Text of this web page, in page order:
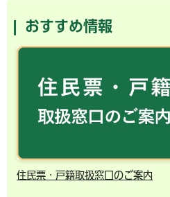
おすすめ情報
住民票・戸籍取扱窓口のご案内